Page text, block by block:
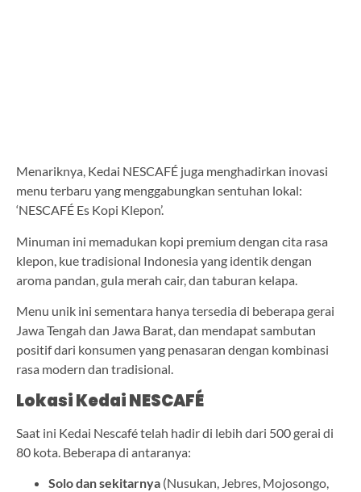
Menariknya, Kedai NESCAFÉ juga menghadirkan inovasi
menu terbaru yang menggabungkan sentuhan lokal:
‘NESCAFÉ Es Kopi Klepon’.
Minuman ini memadukan kopi premium dengan cita rasa
klepon, kue tradisional Indonesia yang identik dengan
aroma pandan, gula merah cair, dan taburan kelapa.
Menu unik ini sementara hanya tersedia di beberapa gerai
Jawa Tengah dan Jawa Barat, dan mendapat sambutan
positif dari konsumen yang penasaran dengan kombinasi
rasa modern dan tradisional.
Lokasi Kedai NESCAFÉ
Saat ini Kedai Nescafé telah hadir di lebih dari 500 gerai di
80 kota. Beberapa di antaranya:
Solo dan sekitarnya (Nusukan, Jebres, Mojosongo,